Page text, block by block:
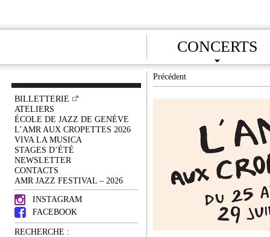
CONCERTS
BILLETTERIE
ATELIERS
ÉCOLE DE JAZZ DE GENÈVE
L’AMR AUX CROPETTES 2026
VIVA LA MUSICA
STAGES D’ÉTÉ
NEWSLETTER
CONTACTS
AMR JAZZ FESTIVAL – 2026
INSTAGRAM
FACEBOOK
RECHERCHE :
Précédent